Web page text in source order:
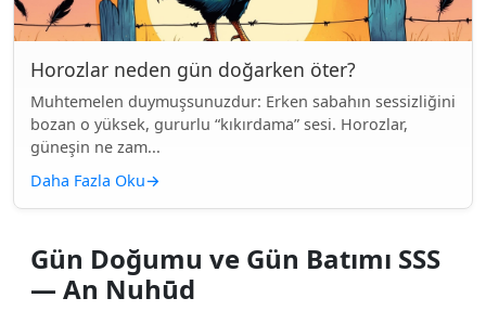
Horozlar neden gün doğarken öter?
Muhtemelen duymuşsunuzdur: Erken sabahın sessizliğini
bozan o yüksek, gururlu “kıkırdama” sesi. Horozlar,
güneşin ne zam...
Daha Fazla Oku→
Gün Doğumu ve Gün Batımı SSS
— An Nuhūd